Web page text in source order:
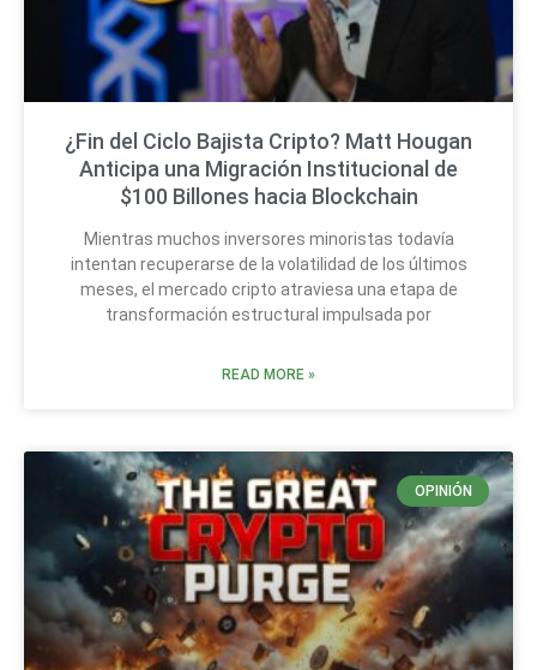
¿Fin del Ciclo Bajista Cripto? Matt Hougan
Anticipa una Migración Institucional de
$100 Billones hacia Blockchain
Mientras muchos inversores minoristas todavía
intentan recuperarse de la volatilidad de los últimos
meses, el mercado cripto atraviesa una etapa de
transformación estructural impulsada por
READ MORE »
OPINIÓN